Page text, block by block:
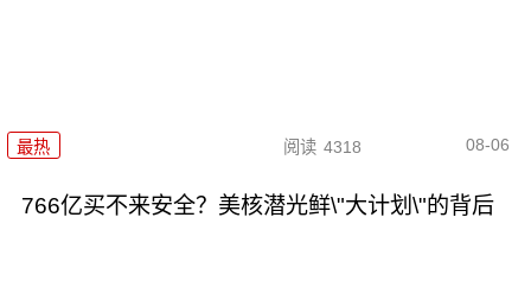
最热 阅读 4318 08-06
766亿买不来安全？美核潜光鲜\"大计划\"的背后